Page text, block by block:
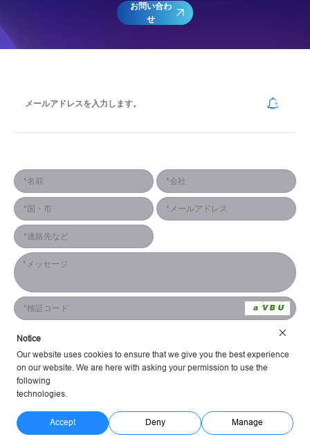
お問い合わ
せ
提出
株式会社 YES TECH; 利用規約; プライバシーポリシー 駆動 Huahanlink
Notice
Our website uses cookies to ensure that we give you the best experience
on our website. We are here with asking your permission to use the
following
technologies.
Accept Deny Manage